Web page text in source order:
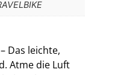
Das leichte,
Atme die Luft